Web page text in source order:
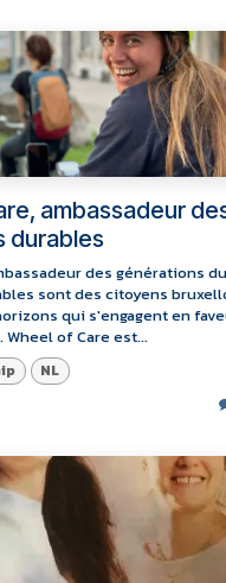
ambassadeur
durables
des générations
sont des citoyens
qui s'engagent en
of Care est...
NL